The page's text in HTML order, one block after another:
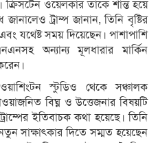
ওয়েলকার তাকে শান্ত হয়ে
ট্রাম্প জানান, তিনি বৃষ্টির
যথেষ্ট সময় দিয়েছেন। পাশাপাশি
অন্যান্য মূলধারার মার্কিন
স্টুডিও থেকে সঞ্চালক
বিঘ্ন ও উত্তেজনার বিষয়টি
ইতিবাচক কথা হয়েছে। তিনি
সাক্ষাৎকার দিতে সম্মত হয়েছেন